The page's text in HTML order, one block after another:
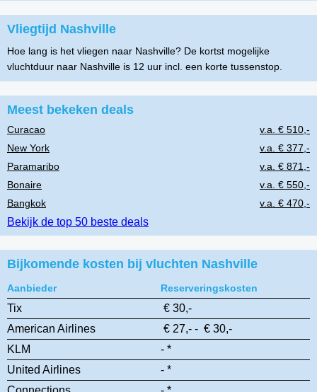
Vliegtijd Nashville
Hoe lang is het vliegen naar Nashville? De kortst mogelijke
vluchtduur naar Nashville is 12 uur incl. een korte tussenstop.
Meest bekeken deals
Curacao
v.a. € 510,-
New York
v.a. € 377,-
Paramaribo
v.a. € 871,-
Bonaire
v.a. € 550,-
Bangkok
v.a. € 470,-
Bekijk de top 50 beste deals
Bijkomende kosten bij vluchten Nashville
Aanbieder Reserveringskosten
Tix
€ 30,-
American Airlines
€ 27,- - € 30,-
KLM
- *
United Airlines
- *